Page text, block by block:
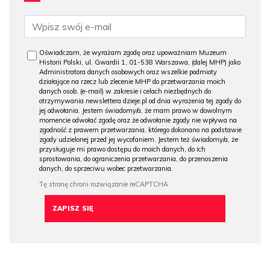
Oświadczam, że wyrażam zgodę oraz upoważniam Muzeum
Historii Polski, ul. Gwardii 1, 01-538 Warszawa, (dalej MHP) jako
Administratora danych osobowych oraz wszelkie podmioty
działające na rzecz lub zlecenie MHP do przetwarzania moich
danych osob. (e-mail) w zakresie i celach niezbędnych do
otrzymywania newslettera dzieje.pl od dnia wyrażenia tej zgody do
jej odwołania. Jestem świadomy/a, że mam prawo w dowolnym
momencie odwołać zgodę oraz że odwołanie zgody nie wpływa na
zgodność z prawem przetwarzania, którego dokonano na podstawie
zgody udzielonej przed jej wycofaniem. Jestem też świadomy/a, że
przysługuje mi prawo dostępu do moich danych, do ich
sprostowania, do ograniczenia przetwarzania, do przenoszenia
danych, do sprzeciwu wobec przetwarzania.